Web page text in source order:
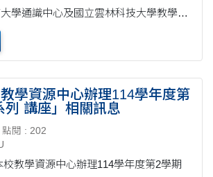
學通識中心及國立雲林科技大學教學卓
場EMI Together!系列工作坊資訊，敬請惠
師踴躍報名參加，請查照。 ....
學資源中心辦理114學年度第
列 講座」相關訊息
點閱 : 202